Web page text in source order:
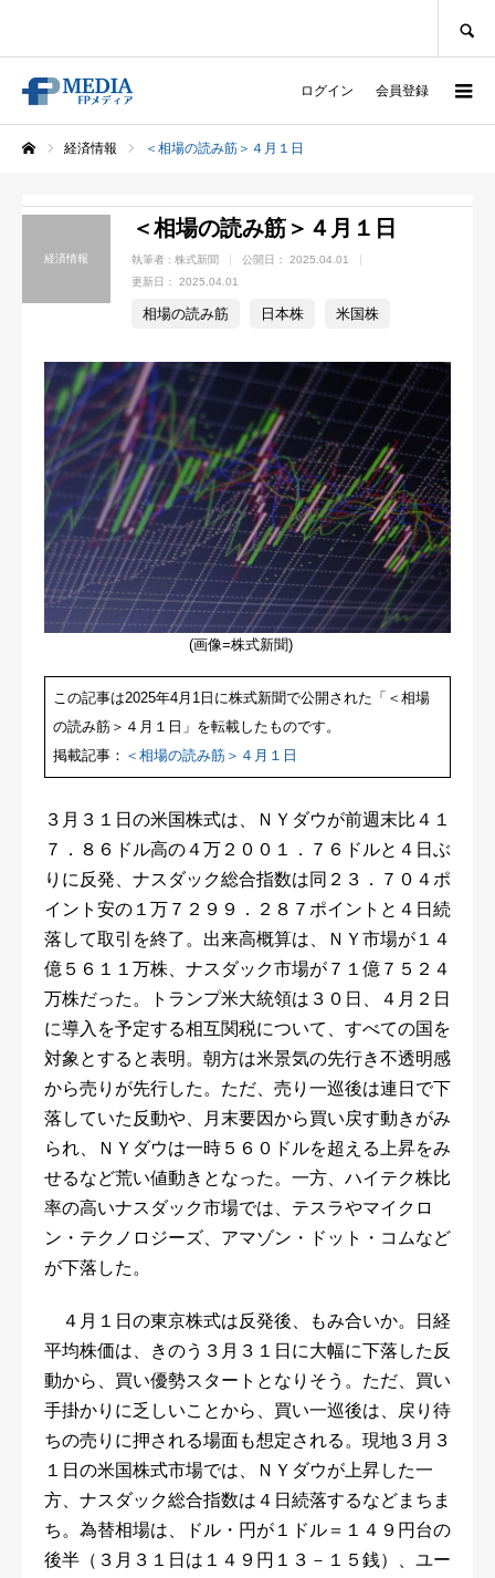
ログイン 会員登録
経済情報 ＜相場の読み筋＞４月１日
経済情報
＜相場の読み筋＞４月１日
執筆者 : 株式新聞 公開日：
2025.04.01
更新日：
2025.04.01
相場の読み筋 日本株 米国株
(画像=株式新聞)
この記事は2025年4月1日に株式新聞で公開された「＜相場
の読み筋＞４月１日」を転載したものです。
掲載記事： ＜相場の読み筋＞４月１日
３月３１日の米国株式は、ＮＹダウが前週末比４１
７．８６ドル高の４万２００１．７６ドルと４日ぶ
りに反発、ナスダック総合指数は同２３．７０４ポ
イント安の１万７２９９．２８７ポイントと４日続
落して取引を終了。出来高概算は、ＮＹ市場が１４
億５６１１万株、ナスダック市場が７１億７５２４
万株だった。トランプ米大統領は３０日、４月２日
に導入を予定する相互関税について、すべての国を
対象とすると表明。朝方は米景気の先行き不透明感
から売りが先行した。ただ、売り一巡後は連日で下
落していた反動や、月末要因から買い戻す動きがみ
られ、ＮＹダウは一時５６０ドルを超える上昇をみ
せるなど荒い値動きとなった。一方、ハイテク株比
率の高いナスダック市場では、テスラやマイクロ
ン・テクノロジーズ、アマゾン・ドット・コムなど
が下落した。
４月１日の東京株式は反発後、もみ合いか。日経
平均株価は、きのう３月３１日に大幅に下落した反
動から、買い優勢スタートとなりそう。ただ、買い
手掛かりに乏しいことから、買い一巡後は、戻り待
ちの売りに押される場面も想定される。現地３月３
１日の米国株式市場では、ＮＹダウが上昇した一
方、ナスダック総合指数は４日続落するなどまちま
ち。為替相場は、ドル・円が１ドル＝１４９円台の
後半（３月３１日は１４９円１３－１５銭）、ユー